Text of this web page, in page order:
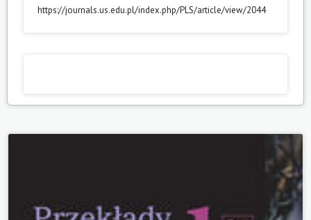
https://journals.us.edu.pl/index.php/PLS/article/view/2044